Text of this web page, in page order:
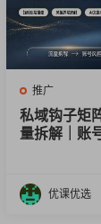
推广
私域钩子矩
量拆解｜账
流钩子｜AI
优课优选